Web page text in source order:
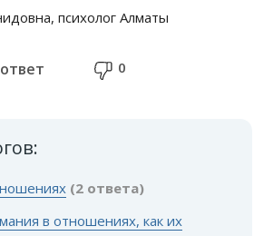
психолог Алматы
0
(2 ответа)
в отношениях, как их